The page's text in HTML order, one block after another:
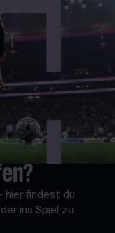
hier findest du
ins Spiel zu